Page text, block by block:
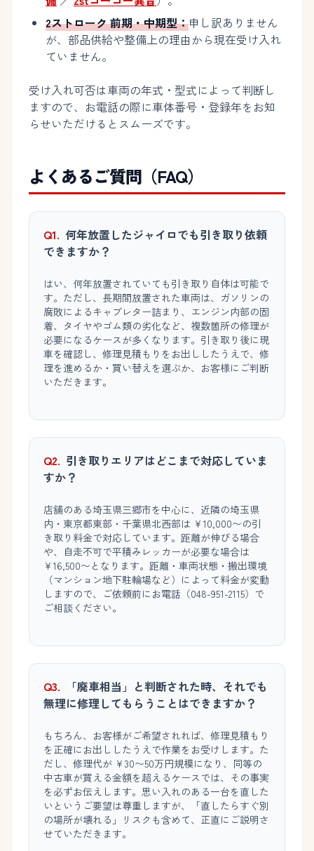
2ストローク 前期・中期型：申し訳ありません
が、部品供給や整備上の理由から現在受け入れ
ていません。
受け入れ可否は車両の年式・型式によって判断し
ますので、お電話の際に車体番号・登録年をお知
らせいただけるとスムーズです。
よくあるご質問（FAQ）
Q1. 何年放置したジャイロでも引き取り依頼
できますか？
はい、何年放置されていても引き取り自体は可能で
す。ただし、長期間放置された車両は、ガソリンの
腐敗によるキャブレター詰まり、エンジン内部の固
着、タイヤやゴム類の劣化など、複数箇所の修理が
必要になるケースが多くなります。引き取り後に現
車を確認し、修理見積もりをお出ししたうえで、修
理を進めるか・買い替えを選ぶか、お客様にご判断
いただきます。
Q2. 引き取りエリアはどこまで対応していま
すか？
店舗のある埼玉県三郷市を中心に、近隣の埼玉県
内・東京都東部・千葉県北西部は ¥10,000〜の引
き取り料金で対応しています。距離が伸びる場合
や、自走不可で平積みレッカーが必要な場合は
¥16,500〜となります。距離・車両状態・搬出環境
（マンション地下駐輪場など）によって料金が変動
しますので、ご依頼前にお電話（048-951-2115）で
ご相談ください。
Q3.
「廃車相当」と判断された時、それでも
無理に修理してもらうことはできますか？
もちろん、お客様がご希望されれば、修理見積もり
を正確にお出ししたうえで作業をお受けします。た
だし、修理代が ¥30〜50万円規模になり、同等の
中古車が買える金額を超えるケースでは、その事実
を必ずお伝えします。思い入れのある一台を直した
いというご要望は尊重しますが、「直したらすぐ別
の場所が壊れる」リスクも含めて、正直にご説明さ
せていただきます。